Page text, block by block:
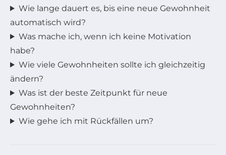
Wie lange dauert es, bis eine neue Gewohnheit
automatisch wird?
Was mache ich, wenn ich keine Motivation
habe?
Wie viele Gewohnheiten sollte ich gleichzeitig
ändern?
Was ist der beste Zeitpunkt für neue
Gewohnheiten?
Wie gehe ich mit Rückfällen um?